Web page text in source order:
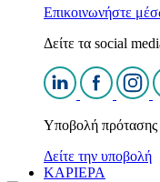
Επικοινωνήστε
Δείτε τα social
Υποβολή
Δείτε την υποβολή
ΚΑΡΙΕΡΑ